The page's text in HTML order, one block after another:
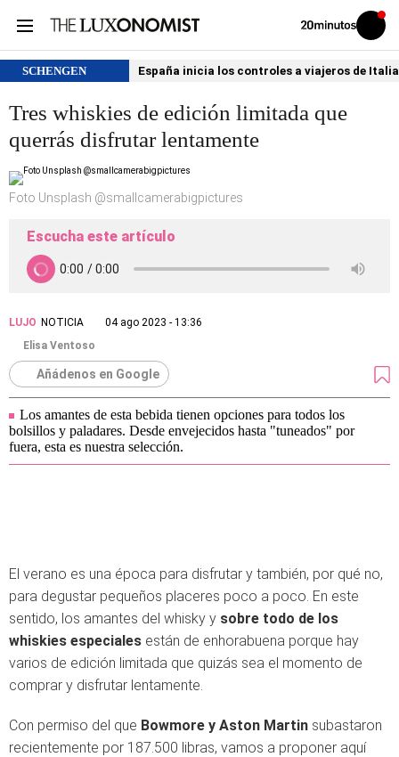
Volver
Iniciar
sesión
SCHENGEN España inicia los controles a viajeros de
Tres whiskies de edición limitada que
querrás disfrutar lentamente
Foto Unsplash @smallcamerabigpictures
Escucha este artículo
LUJO NOTICIA
04 ago 2023 - 13:36
Elisa Ventoso
Añádenos en Google
Los amantes de esta bebida tienen opciones para todos los
bolsillos y paladares. Desde envejecidos hasta "tuneados" por
fuera, esta es nuestra selección.
El verano es una época para disfrutar y también, por qué no,
para degustar pequeños placeres poco a poco. En este
sentido, los amantes del whisky y sobre todo de los
whiskies especiales están de enhorabuena porque hay
varios de edición limitada que quizás sea el momento de
comprar y disfrutar lentamente.
Con permiso del que Bowmore y Aston Martin subastaron
recientemente por 187.500 libras, vamos a proponer aquí